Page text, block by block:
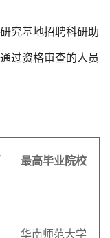
究基地招聘科研助
过资格审查的人员
最高毕业院校
华南师范大学